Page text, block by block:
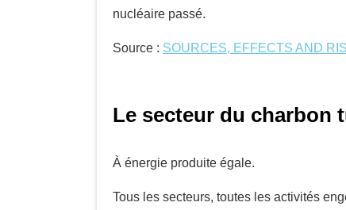
nucléaire passé.
Source : SOURCES, EFFECTS AND
Le secteur du charbon
À énergie produite égale.
Tous les secteurs, toutes les activités